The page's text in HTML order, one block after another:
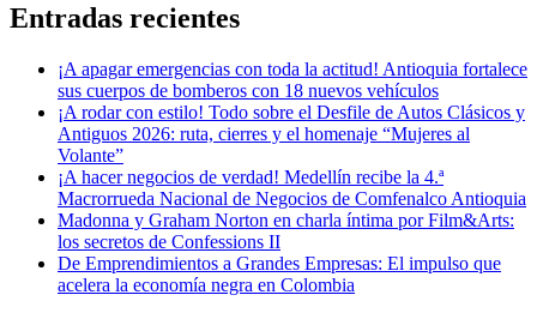
Entradas recientes
¡A apagar emergencias con toda la actitud! Antioquia fortalece
sus cuerpos de bomberos con 18 nuevos vehículos
¡A rodar con estilo! Todo sobre el Desfile de Autos Clásicos y
Antiguos 2026: ruta, cierres y el homenaje “Mujeres al
Volante”
¡A hacer negocios de verdad! Medellín recibe la 4.ª
Macrorrueda Nacional de Negocios de Comfenalco Antioquia
Madonna y Graham Norton en charla íntima por Film&Arts:
los secretos de Confessions II
De Emprendimientos a Grandes Empresas: El impulso que
acelera la economía negra en Colombia